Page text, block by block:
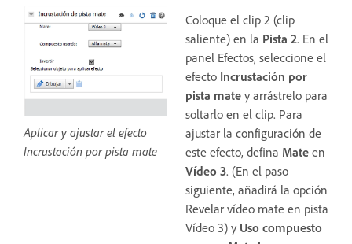
Coloque el clip 2 (clip
saliente) en la Pista 2. En el
panel Efectos, seleccione el
efecto Incrustación por
pista mate y arrástrelo para
soltarlo en el clip. Para
ajustar la configuración de
este efecto, defina Mate en
Vídeo 3. (En el paso
siguiente, añadirá la opción
Revelar vídeo mate en pista
Vídeo 3) y Uso compuesto
Aplicar y ajustar el efecto
Incrustación por pista mate